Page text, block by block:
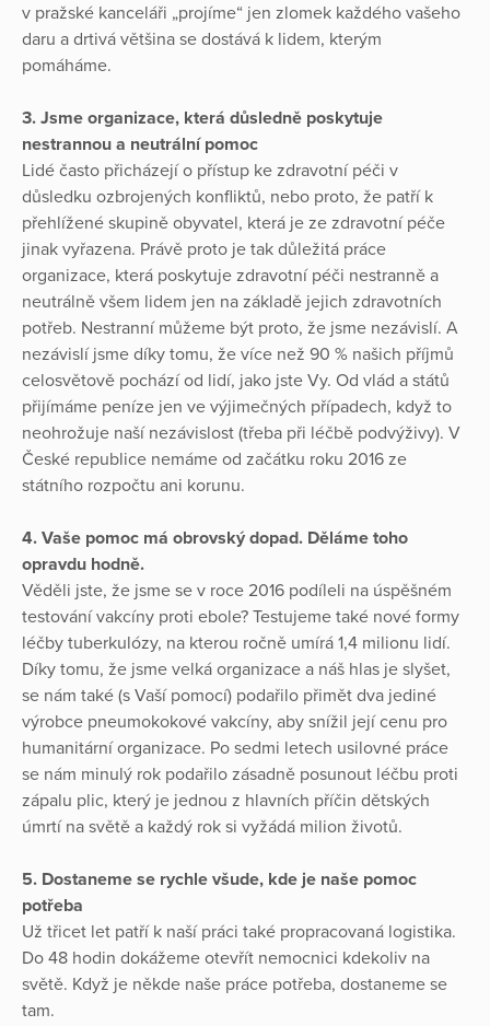
v pražské kanceláři „projíme“ jen zlomek každého vašeho
daru a drtivá většina se dostává k lidem, kterým
pomáháme.
3. Jsme organizace, která důsledně poskytuje
nestrannou a neutrální pomoc
Lidé často přicházejí o přístup ke zdravotní péči v
důsledku ozbrojených konfliktů, nebo proto, že patří k
přehlížené skupině obyvatel, která je ze zdravotní péče
jinak vyřazena. Právě proto je tak důležitá práce
organizace, která poskytuje zdravotní péči nestranně a
neutrálně všem lidem jen na základě jejich zdravotních
potřeb. Nestranní můžeme být proto, že jsme nezávislí. A
nezávislí jsme díky tomu, že více než 90 % našich příjmů
celosvětově pochází od lidí, jako jste Vy. Od vlád a států
přijímáme peníze jen ve výjimečných případech, když to
neohrožuje naší nezávislost (třeba při léčbě podvýživy). V
České republice nemáme od začátku roku 2016 ze
státního rozpočtu ani korunu.
4. Vaše pomoc má obrovský dopad. Děláme toho
opravdu hodně.
Věděli jste, že jsme se v roce 2016 podíleli na úspěšném
testování vakcíny proti ebole? Testujeme také nové formy
léčby tuberkulózy, na kterou ročně umírá 1,4 milionu lidí.
Díky tomu, že jsme velká organizace a náš hlas je slyšet,
se nám také (s Vaší pomocí) podařilo přimět dva jediné
výrobce pneumokokové vakcíny, aby snížil její cenu pro
humanitární organizace. Po sedmi letech usilovné práce
se nám minulý rok podařilo zásadně posunout léčbu proti
zápalu plic, který je jednou z hlavních příčin dětských
úmrtí na světě a každý rok si vyžádá milion životů.
5. Dostaneme se rychle všude, kde je naše pomoc
potřeba
Už třicet let patří k naší práci také propracovaná logistika.
Do 48 hodin dokážeme otevřít nemocnici kdekoliv na
světě. Když je někde naše práce potřeba, dostaneme se
tam.